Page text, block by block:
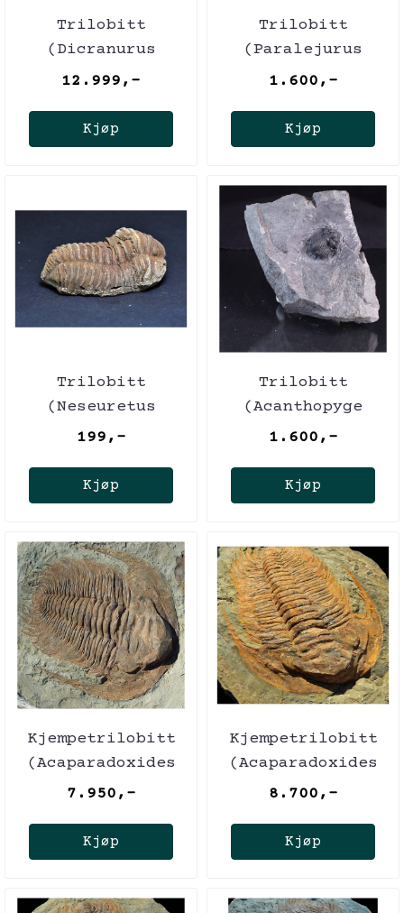
Trilobitt
(Dicranurus
monstrosus)
12.999,-
Kjøp
Trilobitt
(Paralejurus
brongniarti)
1.600,-
Kjøp
Trilobitt
(Neseuretus
tristani), 7-8 cm
199,-
Kjøp
Trilobitt
(Acanthopyge
bassei)
1.600,-
Kjøp
Kjempetrilobitt
(Acaparadoxides
briareus)
7.950,-
Kjøp
Kjempetrilobitt
(Acaparadoxides
forteyi)
8.700,-
Kjøp